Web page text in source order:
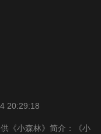
第20201125期
20:29:18
《小森林》简介：《小